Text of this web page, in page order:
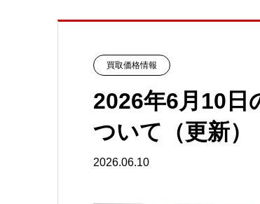
買取価格情報
2026年6月10日
ついて（更新）
2026.06.10